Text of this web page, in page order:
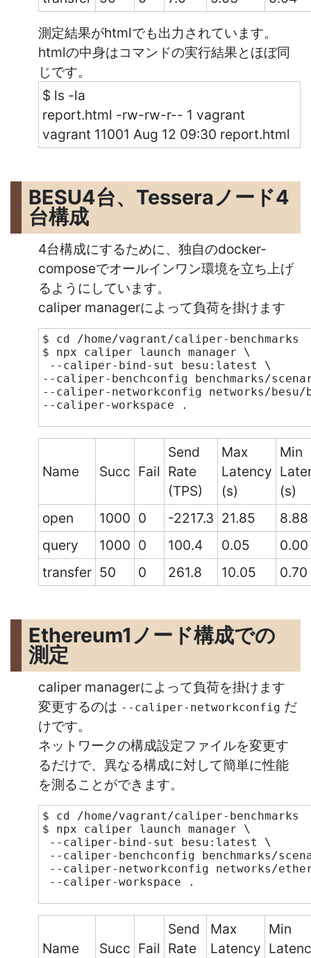
測定結果がhtmlでも出力されています。
htmlの中身はコマンドの実行結果とほぼ同
じです。
$ ls -la
report.html -rw-rw-r-- 1 vagrant
vagrant 11001 Aug 12 09:30 report.html
BESU4台、Tesseraノード4
台構成
4台構成にするために、独自のdocker-
composeでオールインワン環境を立ち上げ
るようにしています。
caliper managerによって負荷を掛けます
$ cd /home/vagrant/caliper-benchmarks
$ npx caliper launch manager \
--caliper-bind-sut besu:latest \
--caliper-benchconfig benchmarks/
--caliper-networkconfig networks/besu/
--caliper-workspace .
Name Succ Fail
Send
Rate
(TPS)
Max
Latency
(s)
Min
(s)
open
1000 0 -2217.3 21.85
8.88
query
1000 0 100.4 0.05
0.00
transfer 50 0 261.8 10.05 0.70
Ethereum1ノード構成での
測定
caliper managerによって負荷を掛けます
変更するのは --caliper-networkconfig だ
けです。
ネットワークの構成設定ファイルを変更す
るだけで、異なる構成に対して簡単に性能
を測ることができます。
$ cd /home/vagrant/caliper-benchmarks
$ npx caliper launch manager \
--caliper-bind-sut besu:latest \
--caliper-benchconfig benchmarks/
--caliper-networkconfig networks/
--caliper-workspace .
Name Succ Fail
Send
Rate
Max
Latency
Min